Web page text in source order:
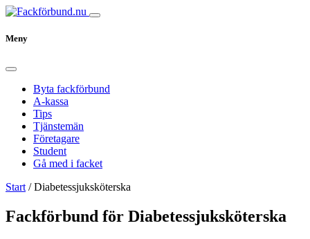
Meny
Byta fackförbund
A-kassa
Tips
Tjänstemän
Företagare
Student
Gå med i facket
Start /Diabetessjuksköterska
Fackförbund för Diabetessjuksköterska